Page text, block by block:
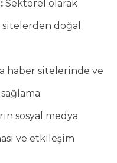
Sektörel olarak
doğal
haber sitelerinde ve
sosyal medya
ve etkileşim